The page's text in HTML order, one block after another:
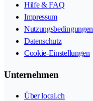
Hilfe & FAQ
Impressum
Nutzungsbedingungen
Datenschutz
Cookie-Einstellungen
Unternehmen
Über local.ch